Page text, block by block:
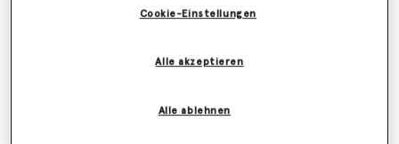
Beigefarbener Tweed
Cookie-Einstellungen
Alle ablehnen
Alle akzeptieren